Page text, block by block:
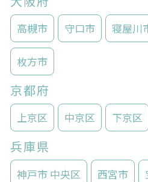
高槻市 守口市 寝屋川
枚方市
京都府
上京区 中京区 下京区
兵庫県
神戸市 中央区 西宮市